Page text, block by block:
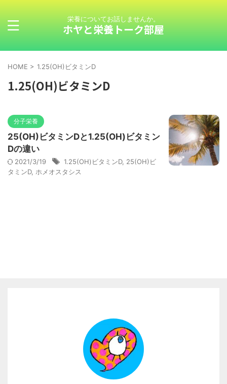
栄養についてお話しませんか。
ホヤと栄養トーク部屋
HOME > 1.25(OH)ビタミンD
1.25(OH)ビタミンD
分子栄養
25(OH)ビタミンDと1.25(OH)ビタミン
Dの違い
2021/3/19 1.25(OH)ビタミンD, 25(OH)ビ
タミンD, ホメオスタシス